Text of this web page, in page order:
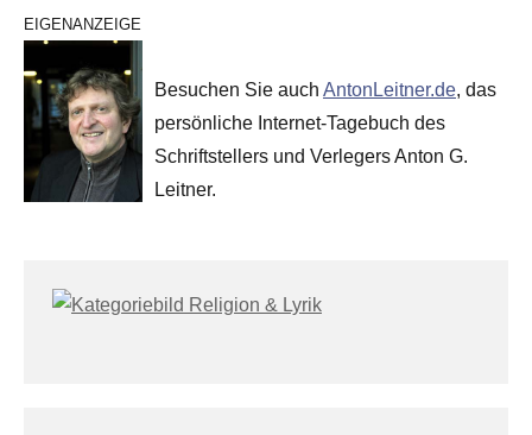
EIGENANZEIGE
Besuchen Sie auch AntonLeitner.de, das
persönliche Internet-Tagebuch des
Schriftstellers und Verlegers Anton G.
Leitner.